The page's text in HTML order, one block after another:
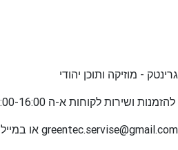
גרינטק - מוזיקה ותוכן יהודי
להזמנות ו
greentec.servise@gmail.com